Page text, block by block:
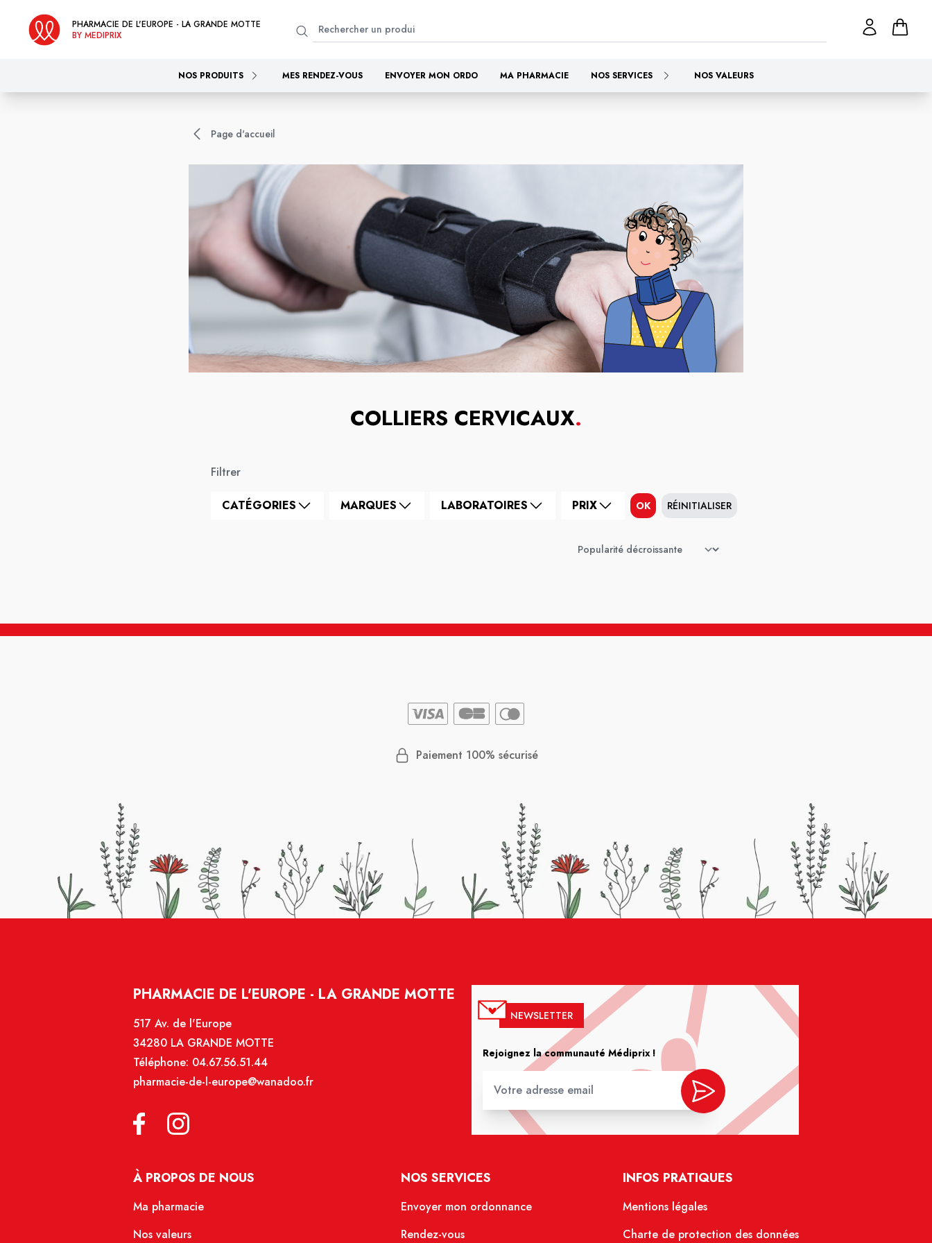
PHARMACIE DE L'EUROPE - LA GRANDE MOTTE
BY MEDIPRIX
NOS PRODUITS MES RENDEZ-VOUS ENVOYER MON ORDO MA PHARMACIE NOS SERVICES NOS VALEURS
Page d'accueil
COLLIERS CERVICAUX.
Filtrer
CATÉGORIES MARQUES LABORATOIRES PRIX OK RÉINITIALISER
Paiement 100% sécurisé
PHARMACIE DE L'EUROPE - LA GRANDE MOTTE
517 Av. de l'Europe
34280 LA GRANDE MOTTE
Téléphone: 04.67.56.51.44
pharmacie-de-l-europe@wanadoo.fr
NEWSLETTER
Rejoignez la communauté Médiprix !
À PROPOS DE NOUS
Ma pharmacie
Nos valeurs
NOS SERVICES
Envoyer mon ordonnance
Rendez-vous
INFOS PRATIQUES
Mentions légales
Charte de protection des données